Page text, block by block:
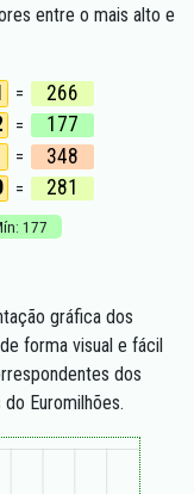
entre o mais alto e
=
266
=
177
=
348
= 281
177
gráfica dos
forma visual e fácil
dos
Euromilhões.